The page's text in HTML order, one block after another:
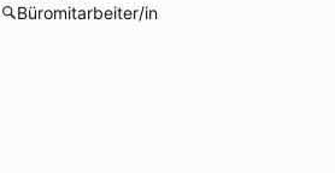
Büromitarbeiter/in